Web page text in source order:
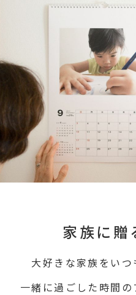
家族に贈
⼤好きな家族をい
⼀緒に過ごした時間